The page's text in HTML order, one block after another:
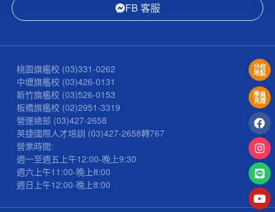
FB 客服
桃園旗艦校 (03)331-0262
中壢旗艦校 (03)426-0131
新竹旗艦校 (03)526-0153
板橋旗艦校 (02)2951-3319
營運總部 (03)427-2658
英捷國際人才培訓 (03)427-2658轉767
營業時間:
週一至週五上午12:00-晚上9:30
週六上午11:00-晚上8:00
週日上午12:00-晚上8:00
分校
地點
學員
見證